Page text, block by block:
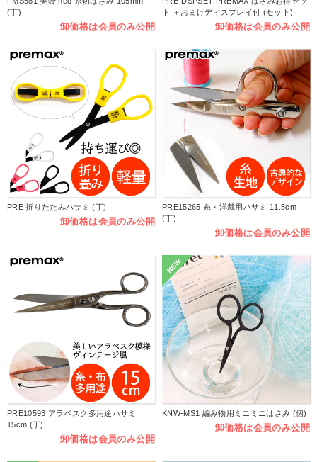
(丁)
卸価格は会員のみ公開
ト ＋おまけディスプレイ付 (セット)
卸価格は会員のみ公開
PRE 折りたたみハサミ (丁)
卸価格は会員のみ公開
PRE15265 糸・洋裁用ハサミ 11.5cm
(丁)
卸価格は会員のみ公開
PRE10593 アラベスク多用途ハサミ
15cm (丁)
卸価格は会員のみ公開
NEW
KNW-MS1 編み物用ミニミニはさみ (個)
卸価格は会員のみ公開